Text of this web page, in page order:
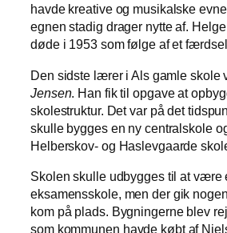
havde kreative og musikalske
egnen stadig drager nytte af.
døde i 1953 som følge af et
Den sidste lærer i Als gamle skole
Jensen. Han fik til opgave at
skolestruktur. Det var på det
skulle bygges en ny centralskole
Helberskov- og Haslevgaarde
Skolen skulle udbygges til at være
eksamensskole, men der gik
kom på plads. Bygningerne blev
som kommunen havde købt af